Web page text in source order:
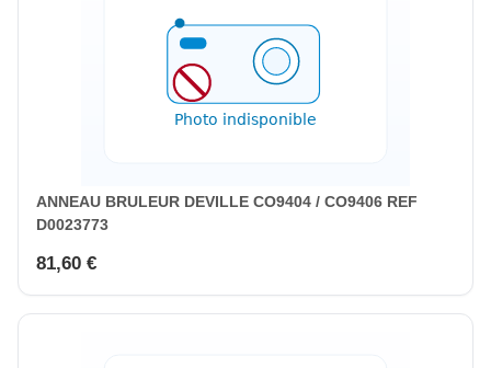
ANNEAU BRULEUR DEVILLE CO9404 / CO9406 REF
D0023773
81,60 €